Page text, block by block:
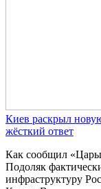
Киев раскрыл
жёсткий ответ
Как сообщил
Подоляк
инфраструктуру